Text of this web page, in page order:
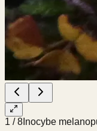
1 /8 Inocybe